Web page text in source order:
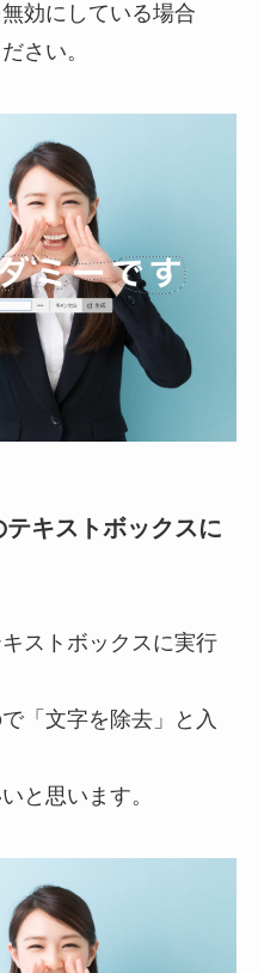
効にしている場合
さい。
キストボックスに
ストボックスに実行
「文字を除去」と入
と思います。